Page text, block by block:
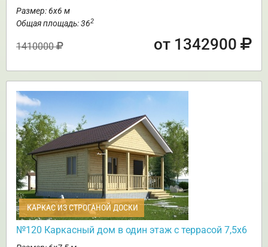
Размер: 6х6 м
Общая площадь: 362
1410000 от 1342900
КАРКАС ИЗ СТРОГАНОЙ ДОСКИ
№120 Каркасный дом в один этаж с террасой 7,5х6